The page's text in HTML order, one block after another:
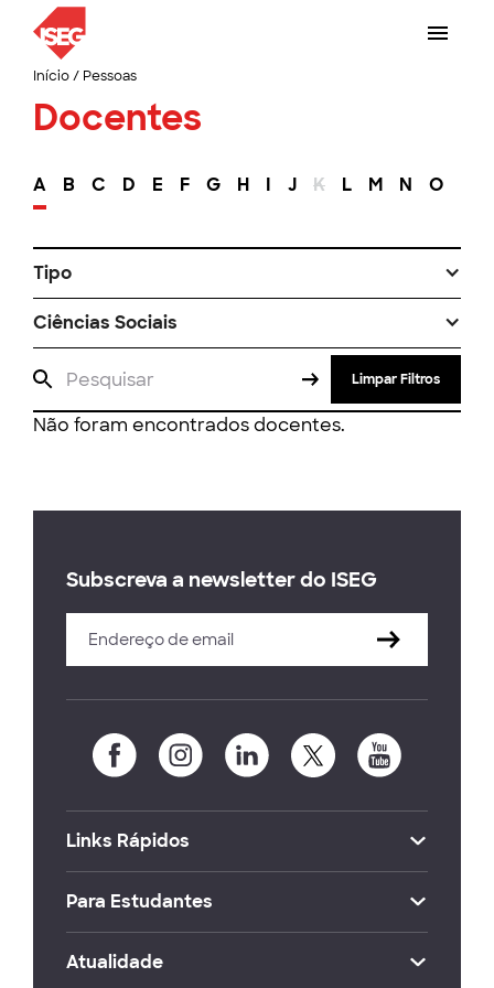
Início/ Pessoas
Docentes
A B C D E F G H I J K L M N O
Tipo
Ciências Sociais
Limpar Filtros
Não foram encontrados docentes.
Subscreva a newsletter do ISEG
Links Rápidos
Para Estudantes
Atualidade